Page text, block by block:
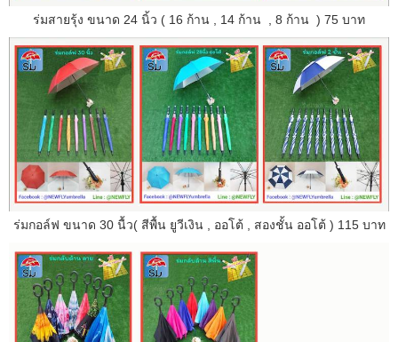
ร่มสายรุ้ง ขนาด 24 นิ้ว ( 16 ก้าน , 14 ก้าน , 8 ก้าน ) 75 บาท
ร่มกอล์ฟ ขนาด 30 นื้ว( สีพื้น ยูวีเงิน , ออโต้ , สองชั้น ออโต้ ) 115 บาท